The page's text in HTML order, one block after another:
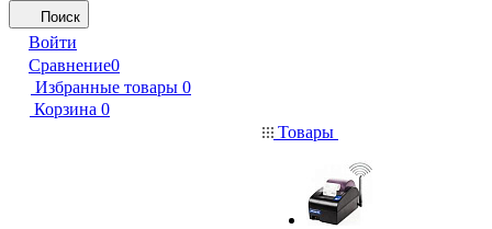
Поиск
Войти
Сравнение0
Избранные товары 0
Корзина 0
Товары